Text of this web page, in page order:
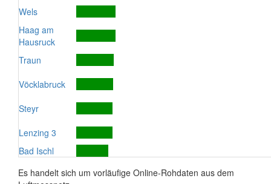
Wels
Haag am
Hausruck
Traun
Vöcklabruck
Steyr
Lenzing 3
Bad Ischl
Es handelt sich um vorläufige Online-Rohdaten aus dem